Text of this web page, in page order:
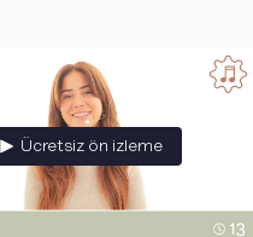
Ücretsiz ön izleme